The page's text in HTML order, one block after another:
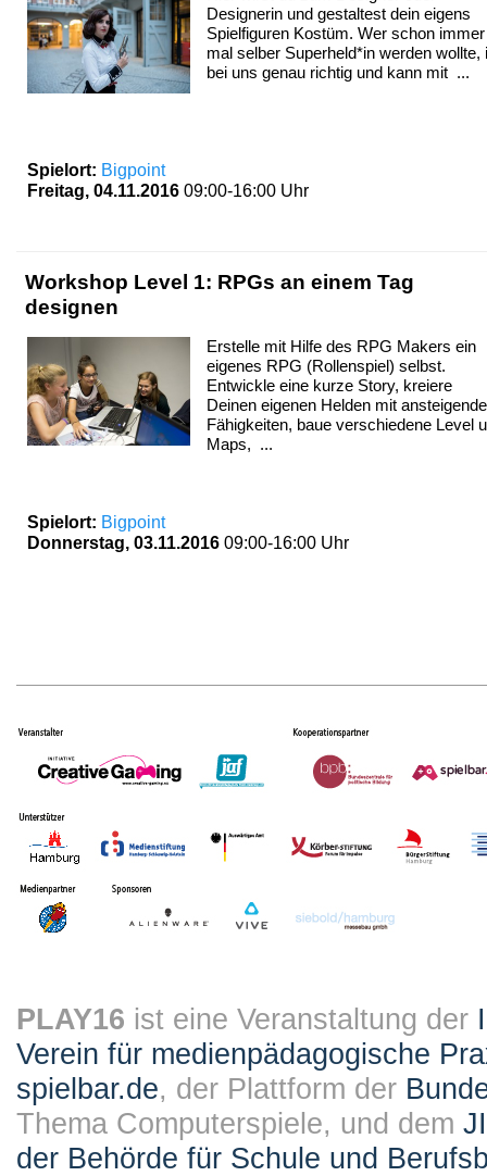
Designerin und gestaltest dein eigens
Spielfiguren Kostüm. Wer schon immer
mal selber Superheld*in werden wollte,
bei uns genau richtig und kann mit ...
Spielort: Bigpoint
Freitag, 04.11.2016 09:00-16:00 Uhr
Workshop Level 1: RPGs an einem Tag
designen
Erstelle mit Hilfe des RPG Makers ein
eigenes RPG (Rollenspiel) selbst.
Entwickle eine kurze Story, kreiere
Deinen eigenen Helden mit
Fähigkeiten, baue verschiedene Level
Maps, ...
Spielort: Bigpoint
Donnerstag, 03.11.2016 09:00-16:00 Uhr
PLAY16 ist eine Veranstaltung der
Verein für medienpädagogische
spielbar.de, der Plattform der
Thema Computerspiele, und dem
der Behörde für Schule und